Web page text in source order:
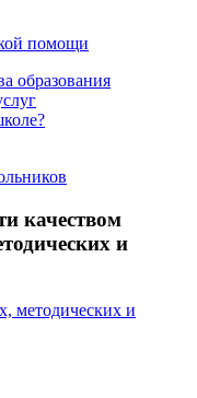
качеством
и